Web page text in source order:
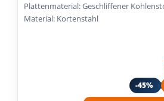
Plattenmaterial: Geschliffener
Material: Kortenstahl
-45%